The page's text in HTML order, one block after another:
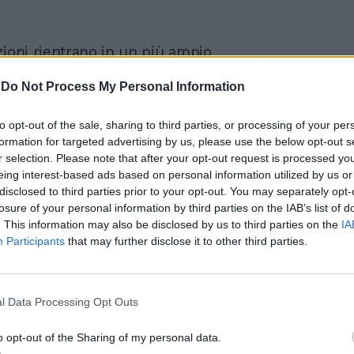
Do Not Process My Personal Information
opt-out of the sale, sharing to third parties, or processing of your
for targeted advertising by us, please use the below opt-out
selection. Please note that after your opt-out request is processed
interest-based ads based on personal information utilized by us
to third parties prior to your opt-out. You may separately
of your personal information by third parties on the IAB’s list of
This information may also be disclosed by us to third parties on the
Participants that may further disclose it to other third parties.
Data Processing Opt Outs
opt-out of the Sharing of my personal data.
rientrano in un più ampio
da tempo con il ROS - Reparto
analogo provvedimento, per
stessa Autorità Giudiziaria, nei confronti
nella provincia di Lecce, molto
Mattarella in allarme per